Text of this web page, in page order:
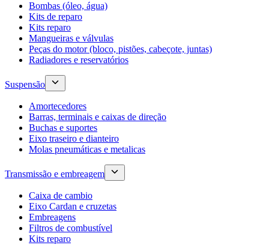
Bombas (óleo, água)
Kits de reparo
Kits reparo
Mangueiras e válvulas
Peças do motor (bloco, pistões, cabeçote, juntas)
Radiadores e reservatórios
Suspensão
Amortecedores
Barras, terminais e caixas de direção
Buchas e suportes
Eixo traseiro e dianteiro
Molas pneumáticas e metalicas
Transmissão e embreagem
Caixa de cambio
Eixo Cardan e cruzetas
Embreagens
Filtros de combustível
Kits reparo